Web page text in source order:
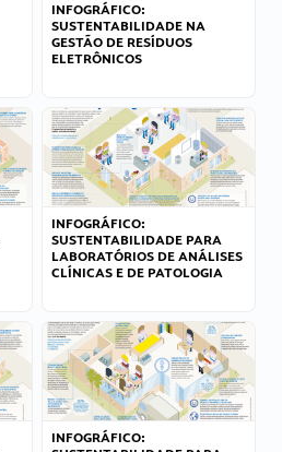
INFOGRÁFICO:
SUSTENTABILIDADE NA
GESTÃO DE RESÍDUOS
ELETRÔNICOS
INFOGRÁFICO:
SUSTENTABILIDADE PARA
LABORATÓRIOS DE ANÁLISES
CLÍNICAS E DE PATOLOGIA
INFOGRÁFICO: